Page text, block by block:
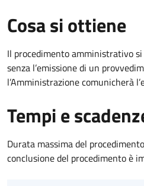
Cosa si ottiene
Il procedimento amministrativo
senza l’emissione di un
l’Amministrazione comunicherà
Tempi e
Durata massima del
conclusione del procedimento è